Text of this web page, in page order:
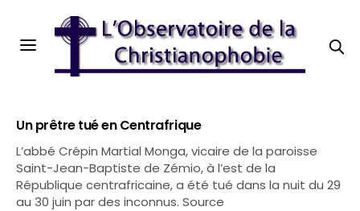
Un prêtre tué en Centrafrique
L’abbé Crépin Martial Monga, vicaire de la paroisse
Saint-Jean-Baptiste de Zémio, à l’est de la
République centrafricaine, a été tué dans la nuit du 29
au 30 juin par des inconnus. Source